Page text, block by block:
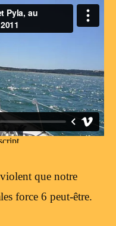
que notre
force 6 peut-être.